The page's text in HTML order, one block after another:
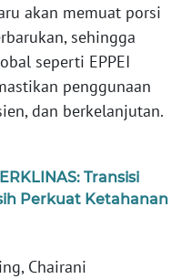
akan memuat porsi
sehingga
seperti EPPEI
penggunaan
dan berkelanjutan.
Transisi
Perkuat Ketahanan
Chairani